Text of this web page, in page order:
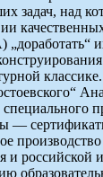
задач, над
„доработать“
—
и российской